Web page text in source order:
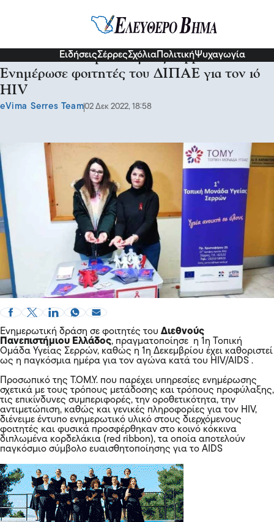
ΕιδήσειςΣέρρεςΣχόλια ΠολιτικήΨυχαγωγία
Η 1η Τοπική Ομάδα Υγείας Σερρών:
Ενημέρωσε φοιτητές του ΔΙΠΑΕ για τον ιό
HIV
eVima Serres Team02 Δεκ 2022, 18:58
Ενημερωτική δράση σε φοιτητές του Διεθνούς
Πανεπιστήμιου Ελλάδος, πραγματοποίησε η 1η Τοπική
Ομάδα Υγείας Σερρών, καθώς η 1η Δεκεμβρίου έχει καθοριστεί
ως η παγκόσμια ημέρα για τον αγώνα κατά του HIV/AIDS .
Προσωπικό της Τ.ΟΜ.Υ. που παρέχει υπηρεσίες ενημέρωσης
σχετικά με τους τρόπους μετάδοσης και τρόπους προφύλαξης,
τις επικίνδυνες συμπεριφορές, την οροθετικότητα, την
αντιμετώπιση, καθώς και γενικές πληροφορίες για τον HIV,
διένειμε έντυπο ενημερωτικό υλικό στους διερχόμενους
φοιτητές και φυσικά προσφέρθηκαν στο κοινό κόκκινα
διπλωμένα κορδελάκια (red ribbon), τα οποία αποτελούν
παγκόσμιο σύμβολο ευαισθητοποίησης για το AIDS